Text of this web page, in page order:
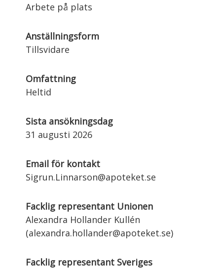
Arbete på plats
Anställningsform
Tillsvidare
Omfattning
Heltid
Sista ansökningsdag
31 augusti 2026
Email för kontakt
Sigrun.Linnarson@apoteket.se
Facklig representant Unionen
Alexandra Hollander Kullén
(alexandra.hollander@apoteket.se)
Facklig representant Sveriges